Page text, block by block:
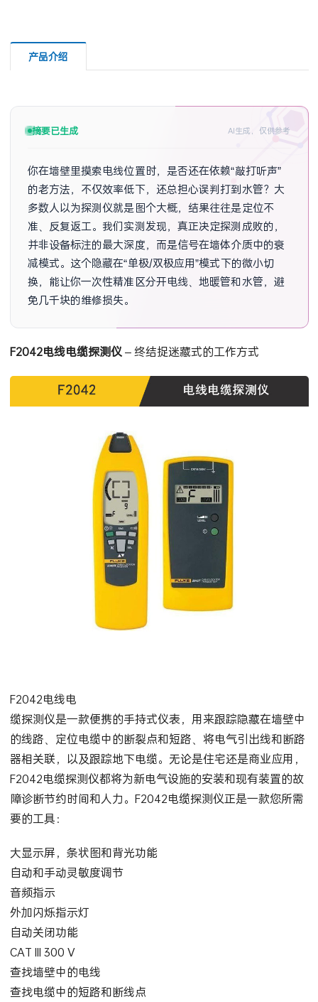
产品介绍
摘要已生成 AI生成，仅供参考
你在墙壁里摸索电线位置时，是否还在依赖“敲打听声”
的老方法，不仅效率低下，还总担心误判打到水管？大
多数人以为探测仪就是图个大概，结果往往是定位不
准、反复返工。我们实测发现，真正决定探测成败的，
并非设备标注的最大深度，而是信号在墙体介质中的衰
减模式。这个隐藏在“单极/双极应用”模式下的微小切
换，能让你一次性精准区分开电线、地暖管和水管，避
免几千块的维修损失。
F2042电线电缆探测仪– 终结捉迷藏式的工作方式
F2042电线电
缆探测仪是一款便携的手持式仪表，用来跟踪隐藏在墙壁中
的线路、定位电缆中的断裂点和短路、将电气引出线和断路
器相关联，以及跟踪地下电缆。无论是住宅还是商业应用，
F2042电缆探测仪都将为新电气设施的安装和现有装置的故
障诊断节约时间和人力。F2042电缆探测仪正是一款您所需
要的工具：
大显示屏，条状图和背光功能
自动和手动灵敏度调节
音频指示
外加闪烁指示灯
自动关闭功能
CAT III 300 V
查找墙壁中的电线
查找电缆中的短路和断线点